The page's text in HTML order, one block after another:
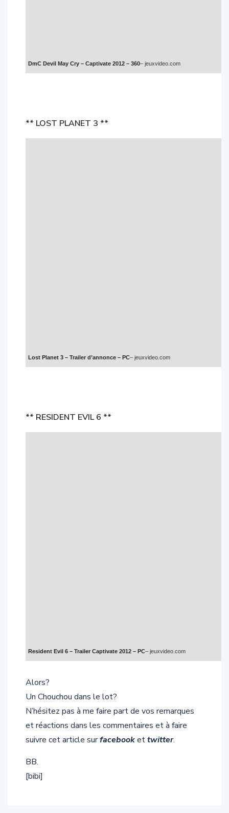
DmC Devil May Cry – Captivate 2012 – 360– jeuxvideo.com
** LOST PLANET 3 **
Lost Planet 3 – Trailer d’annonce – PC– jeuxvideo.com
** RESIDENT EVIL 6 **
Resident Evil 6 – Trailer Captivate 2012 – PC– jeuxvideo.com
Alors?
Un Chouchou dans le lot?
N’hésitez pas à me faire part de vos remarques
et réactions dans les commentaires et à faire
suivre cet article surfacebookettwitter.
BB.
[bibi]